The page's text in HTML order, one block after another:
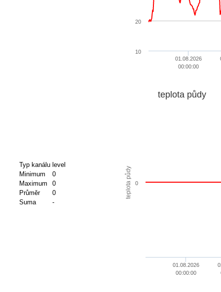
01.08.2026
00:00:00
10
20
Typ kanálu level
Minimum
0
Maximum
0
Průměr
0
Suma
-
teplota půdy
teplota půdy
01.08.2026
00:00:00
0